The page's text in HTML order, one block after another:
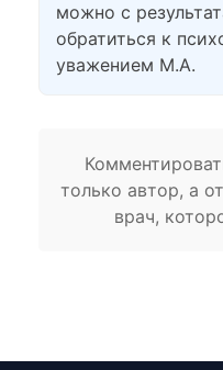
можно с
обратиться к
уважением М.А.
только автор, а
врач,